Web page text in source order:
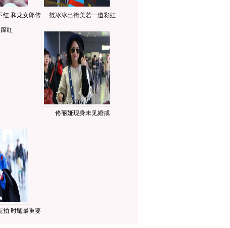
红 和龙女郎传
红
范冰冰出街美若一道彩虹
佟丽娅现身未见婚戒
拍 时髦最重要